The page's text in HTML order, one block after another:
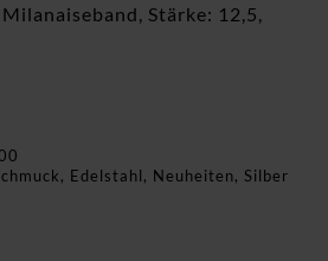
Stärke: 12,5,
, Edelstahl, Neuheiten, Silber